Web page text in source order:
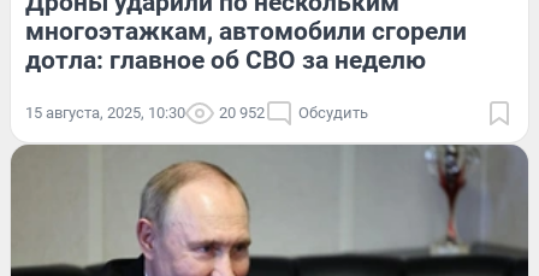
многоэтажкам, автомобили сгорели
дотла: главное об СВО за неделю
15 августа, 2025, 10:30 20 952 Обсудить